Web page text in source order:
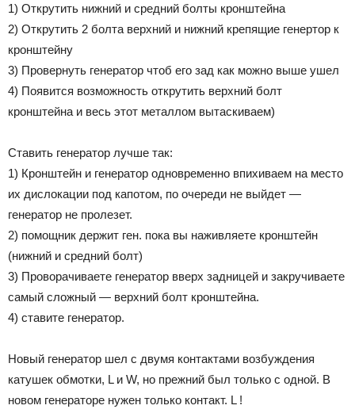
1) Открутить нижний и средний болты кронштейна
2) Открутить 2 болта верхний и нижний крепящие генертор к
кронштейну
3) Провернуть генератор чтоб его зад как можно выше ушел
4) Появится возможность открутить верхний болт
кронштейна и весь этот металлом вытаскиваем)
Ставить генератор лучше так:
1) Кронштейн и генератор одновременно впихиваем на место
их дислокации под капотом, по очереди не выйдет —
генератор не пролезет.
2) помощник держит ген. пока вы наживляете кронштейн
(нижний и средний болт)
3) Проворачиваете генератор вверх задницей и закручиваете
самый сложный — верхний болт кронштейна.
4) ставите генератор.
Новый генератор шел с двумя контактами возбуждения
катушек обмотки, L и W, но прежний был только с одной. В
новом генераторе нужен только контакт. L !